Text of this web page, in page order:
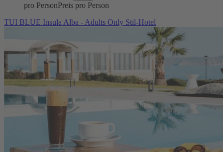
pro PersonPreis pro Person
TUI BLUE Insula Alba - Adults Only Stil-Hotel